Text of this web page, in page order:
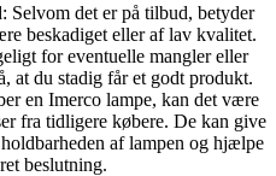
Selvom det er på tilbud, betyder
beskadiget eller af lav kvalitet.
for eventuelle mangler eller
at du stadig får et godt produkt.
en Imerco lampe, kan det være
fra tidligere købere. De kan give
af lampen og hjælpe
beslutning.